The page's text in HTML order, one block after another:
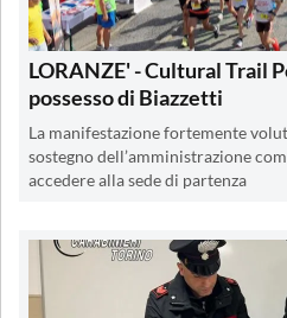
LORANZE' - Cultural Trail
possesso di Biazzetti
La manifestazione fortemente
sostegno dell’amministrazione
accedere alla sede di partenza